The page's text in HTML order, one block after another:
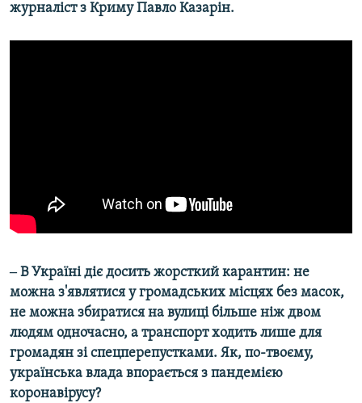
журналіст з Криму Павло Казарін.
‒ В Україні діє досить жорсткий карантин: не
можна з'являтися у громадських місцях без масок,
не можна збиратися на вулиці більше ніж двом
людям одночасно, а транспорт ходить лише для
громадян зі спецперепустками. Як, по-твоєму,
українська влада впорається з пандемією
коронавірусу?